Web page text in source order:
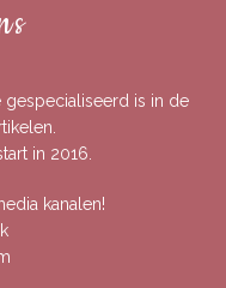
gespecialiseerd is in de
in 2016.
kanalen!